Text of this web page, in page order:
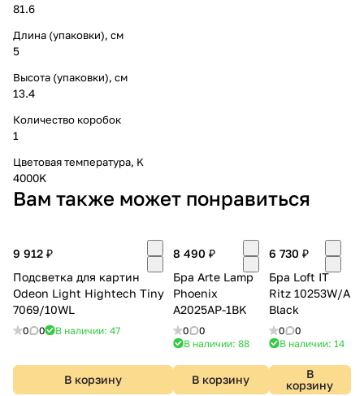
81.6
Длина (упаковки), см
5
Высота (упаковки), см
13.4
Количество коробок
1
Цветовая температура, K
4000K
Вам также может понравиться
9 912 ₽
Подсветка для картин
Odeon Light Hightech Tiny
7069/10WL
0 0 В наличии: 47
В корзину
8 490 ₽
Бра Arte Lamp
Phoenix
A2025AP-1BK
0
0
В наличии: 88
В корзину
6 730 ₽
Бра Loft IT
Ritz 10253W/A
Black
0
0
В наличии: 14
В
корзину